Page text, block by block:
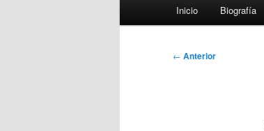
Inicio Biografía
Navegación
← Anterior